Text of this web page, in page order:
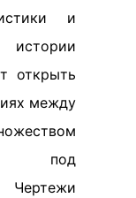
и
истории
открыть
между
под
Чертежи